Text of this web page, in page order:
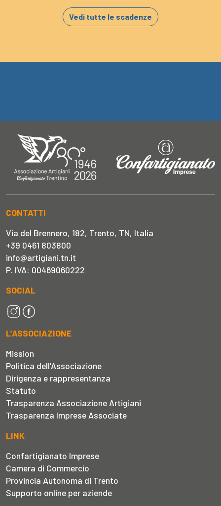
Vedi tutte le scadenze
CONTATTI
Via del Brennero, 182, Trento, TN, Italia
+39 0461 803800
info@artigiani.tn.it
P. IVA: 00469060222
SOCIAL
L’ASSOCIAZIONE
Mission
Politica dell’Associazione
Dirigenza e rappresentanza
Statuto
Trasparenza Associazione Artigiani
Trasparenza Imprese Associate
LINK
Confartigianato Imprese
Camera di Commercio
Provincia Autonoma di Trento
Supporto online per aziende